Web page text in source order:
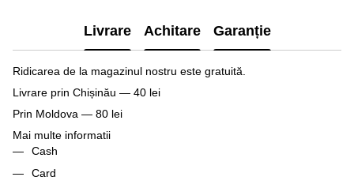
Livrare Achitare Garanție
Ridicarea de la magazinul nostru este gratuită.
Livrare prin Chișinău — 40 lei
Prin Moldova — 80 lei
Mai multe informatii
Cash
Card